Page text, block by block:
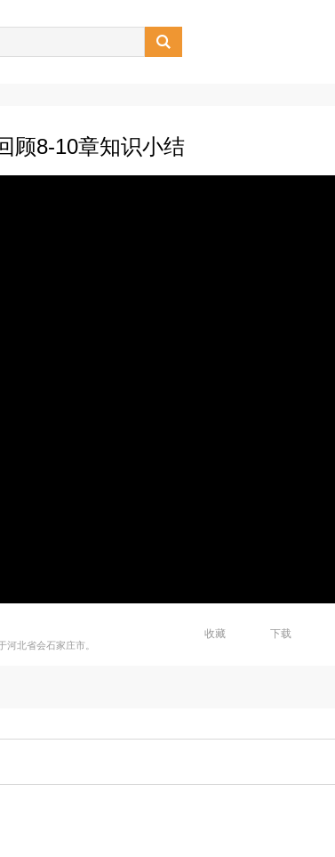

顾8-10章知识小结
北省会石家庄市。
收藏 下载